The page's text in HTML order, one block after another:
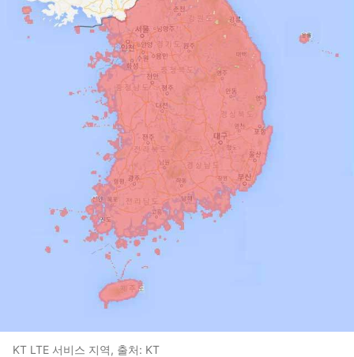
KT LTE 서비스 지역, 출처: KT